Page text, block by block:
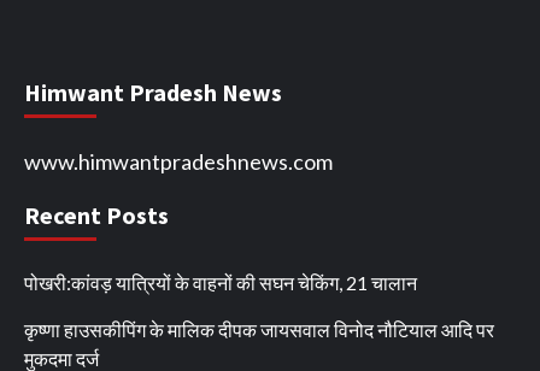
Himwant Pradesh News
www.himwantpradeshnews.com
Recent Posts
पोखरी:कांवड़ यात्रियों के वाहनों की सघन चेकिंग, 21 चालान
कृष्णा हाउसकीपिंग के मालिक दीपक जायसवाल विनोद नौटियाल आदि पर
मुकदमा दर्ज